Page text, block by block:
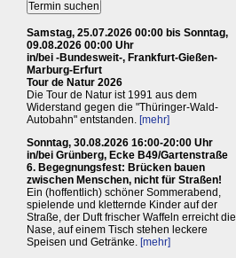
Samstag, 25.07.2026 00:00 bis Sonntag,
09.08.2026 00:00 Uhr
in/bei -Bundesweit-, Frankfurt-Gießen-
Marburg-Erfurt
Tour de Natur 2026
Die Tour de Natur ist 1991 aus dem
Widerstand gegen die "Thüringer-Wald-
Autobahn" entstanden. [mehr]
Sonntag, 30.08.2026 16:00-20:00 Uhr
in/bei Grünberg, Ecke B49/Gartenstraße
6. Begegnungsfest: Brücken bauen
zwischen Menschen, nicht für Straßen!
Ein (hoffentlich) schöner Sommerabend,
spielende und kletternde Kinder auf der
Straße, der Duft frischer Waffeln erreicht die
Nase, auf einem Tisch stehen leckere
Speisen und Getränke. [mehr]